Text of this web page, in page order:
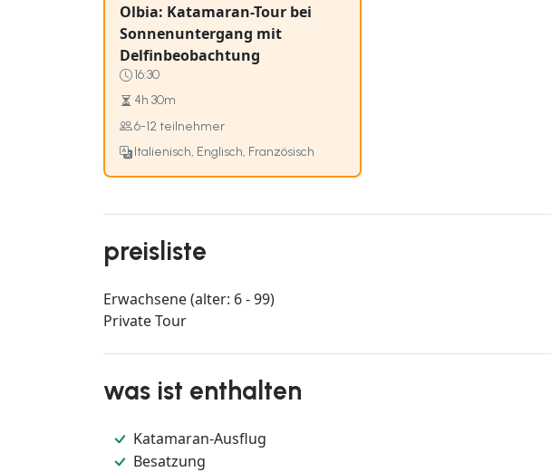
Olbia: Katamaran-Tour bei
Sonnenuntergang mit
Delfinbeobachtung
16:30
4h 30m
6-12 teilnehmer
Italienisch, Englisch, Französisch
preisliste
Erwachsene (alter: 6 - 99)
Private Tour
was ist enthalten
Katamaran-Ausflug
Besatzung